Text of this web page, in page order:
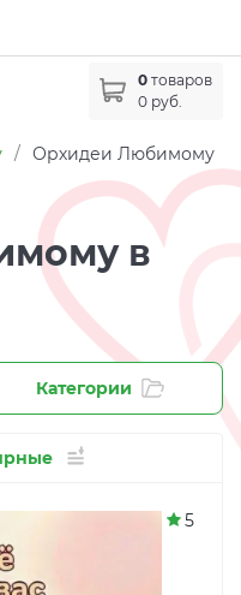
0 товаров
0 руб.
/ Орхидеи Любимому
в
Категории
5